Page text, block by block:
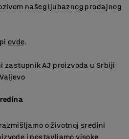
našeg ljubaznog prodajnog
ovde.
zastupnik AJ proizvoda u Srbiji
o životnoj sredini
i postavljamo visoke